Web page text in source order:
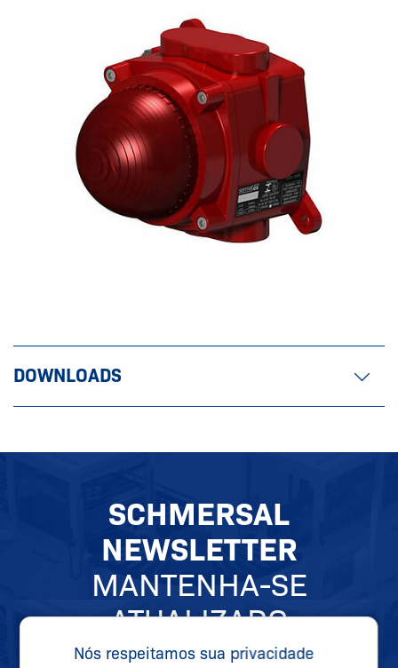
DOWNLOADS
SCHMERSAL
NEWSLETTER
MANTENHA-SE
ATUALIZADO
Nós respeitamos sua privacidade